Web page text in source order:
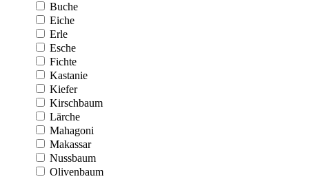
Buche
Eiche
Erle
Esche
Fichte
Kastanie
Kiefer
Kirschbaum
Lärche
Mahagoni
Makassar
Nussbaum
Olivenbaum